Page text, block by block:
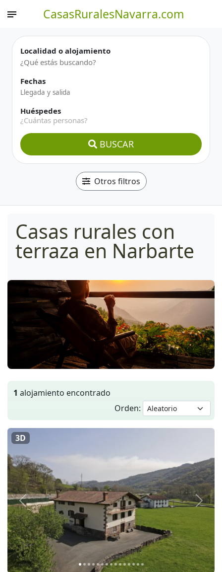
CasasRuralesNavarra.com
Localidad o alojamiento
Fechas
Huéspedes
¿Cuántas personas?
BUSCAR
Otros filtros
Casas rurales con
terraza en Narbarte
1 alojamiento encontrado
Orden:
Anterior
3D